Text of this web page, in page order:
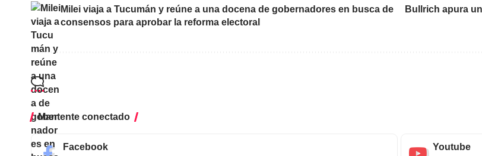
Milei viaja a Tucumán y reúne a una docena de gobernadores en busca de
consensos para aprobar la reforma electoral
Bullrich apura
Mantente conectado
Facebook Youtube